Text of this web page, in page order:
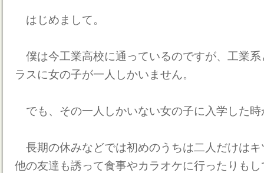
はじめまして。
僕は今工業高校に通っているのですが、工業
ラスに女の子が一人しかいません。
でも、その一人しかいない女の子に入学した
長期の休みなどでは初めのうちは二人だけは
他の友達も誘って食事やカラオケに行ったりも